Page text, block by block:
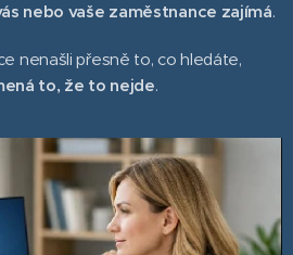
nebo vaše zaměstnance zajímá.
nenašli přesně to, co hledáte,
to, že to nejde.